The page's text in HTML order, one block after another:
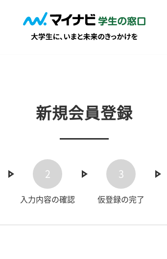
新規会員登録
2
入力内容の確認
3
仮登録の完了